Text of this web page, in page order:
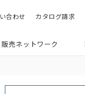
カタログ請求
合わせ
販売ネットワーク